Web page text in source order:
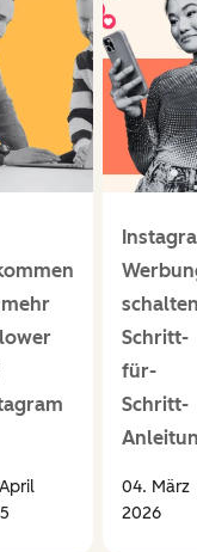
mehr
Schritt-
für-
Schritt-
04. März
2026